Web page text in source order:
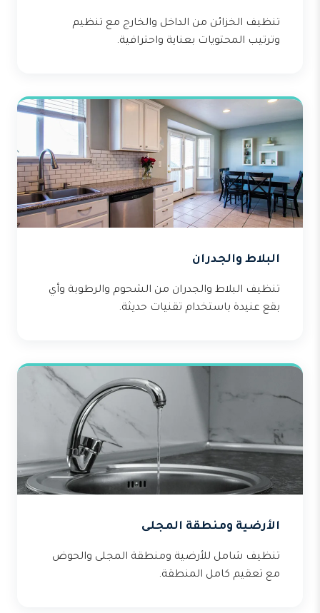
تنظيف الخزائن من الداخل والخارج مع تنظيم
وترتيب المحتويات بعناية واحترافية.
البلاط والجدران
تنظيف البلاط والجدران من الشحوم والرطوبة وأي
بقع عنيدة باستخدام تقنيات حديثة.
الأرضية ومنطقة المجلى
تنظيف شامل للأرضية ومنطقة المجلى والحوض
مع تعقيم كامل المنطقة.